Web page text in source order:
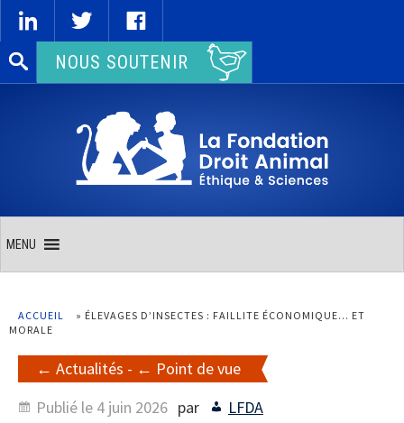
Rechercher :NOUS SOUTENIR
MENU
ACCUEIL » ÉLEVAGES D’INSECTES : FAILLITE ÉCONOMIQUE… ET
MORALE
Actualités -
Point de vue
Publié le 4 juin 2026 par LFDA